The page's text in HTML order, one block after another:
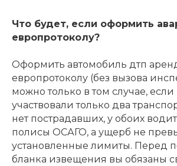
Что будет, если оформить
европротоколу?
Оформить автомобиль дтп
европротоколу (без вызова
можно только в том случае,
участвовали только два
нет пострадавших, у обоих
полисы ОСАГО, а ущерб не
установленные лимиты. Перед
бланка извещения вы обязаны